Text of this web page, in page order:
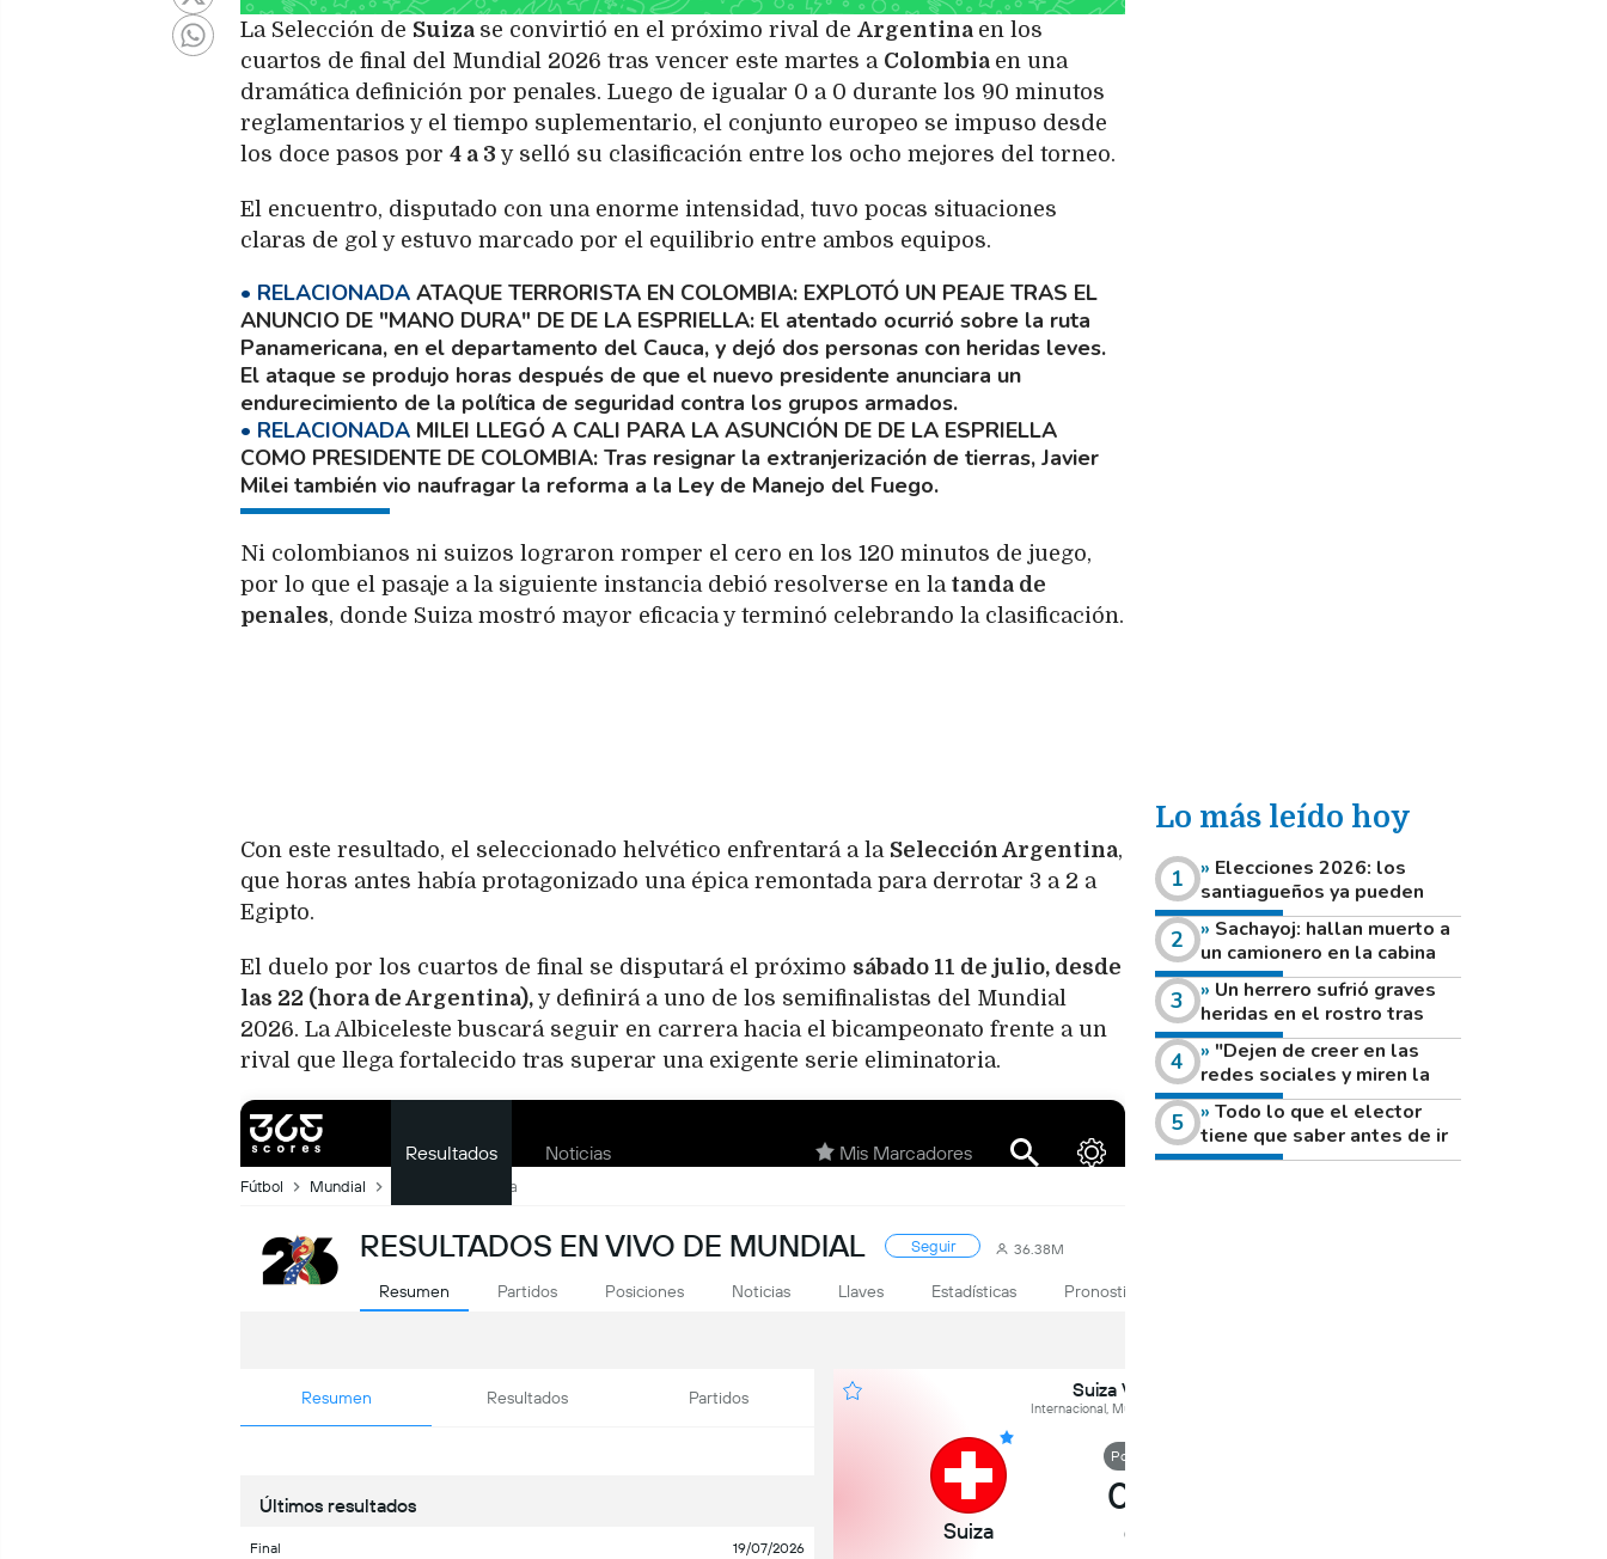
La Selección de Suiza se convirtió en el próximo rival de Argentina en los
cuartos de final del Mundial 2026 tras vencer este martes a Colombia en una
dramática definición por penales. Luego de igualar 0 a 0 durante los 90 minutos
reglamentarios y el tiempo suplementario, el conjunto europeo se impuso desde
los doce pasos por 4 a 3 y selló su clasificación entre los ocho mejores del torneo.
El encuentro, disputado con una enorme intensidad, tuvo pocas situaciones
claras de gol y estuvo marcado por el equilibrio entre ambos equipos.
ATAQUE TERRORISTA EN COLOMBIA: EXPLOTÓ UN PEAJE TRAS EL
ANUNCIO DE "MANO DURA" DE DE LA ESPRIELLA El atentado ocurrió sobre la ruta
Panamericana, en el departamento del Cauca, y dejó dos personas con heridas leves.
El ataque se produjo horas después de que el nuevo presidente anunciara un
endurecimiento de la política de seguridad contra los grupos armados.
MILEI LLEGÓ A CALI PARA LA ASUNCIÓN DE DE LA ESPRIELLA
COMO PRESIDENTE DE COLOMBIA Tras resignar la extranjerización de tierras, Javier
Milei también vio naufragar la reforma a la Ley de Manejo del Fuego.
Ni colombianos ni suizos lograron romper el cero en los 120 minutos de juego,
por lo que el pasaje a la siguiente instancia debió resolverse en latanda de
penales, donde Suiza mostró mayor eficacia y terminó celebrando la clasificación.
Con este resultado, el seleccionado helvético enfrentará a la Selección Argentina,
que horas antes había protagonizado una épica remontada para derrotar 3 a 2 a
Egipto.
El duelo por los cuartos de final se disputará el próximo sábado 11 de julio, desde
las 22 (hora de Argentina), y definirá a uno de los semifinalistas del Mundial
2026. La Albiceleste buscará seguir en carrera hacia el bicampeonato frente a un
rival que llega fortalecido tras superar una exigente serie eliminatoria.
Lo más leído hoy
Elecciones 2026: los
santiagueños ya pueden
consultar dónde votan este
domingo
Sachayoj: hallan muerto a
un camionero en la cabina
de su vehículo a la vera de
un camino rural
Un herrero sufrió graves
heridas en el rostro tras
reventar el disco de una
amoladora
"Dejen de creer en las
redes sociales y miren la
heladera de sus casas": el
fuerte mensaje de una joven
que votó por primera vez
Todo lo que el elector
tiene que saber antes de ir
a votar este domingo